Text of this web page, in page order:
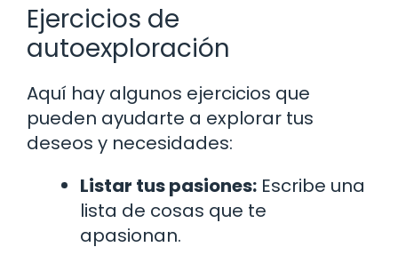
Ejercicios de
autoexploración
Aquí hay algunos ejercicios que
pueden ayudarte a explorar tus
deseos y necesidades:
Listar tus pasiones: Escribe una
lista de cosas que te
apasionan.